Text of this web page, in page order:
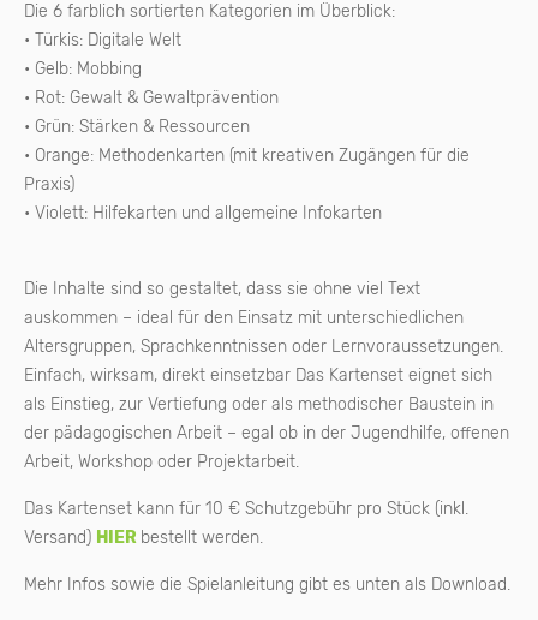
Die 6 farblich sortierten Kategorien im Überblick:
• Türkis: Digitale Welt
• Gelb: Mobbing
• Rot: Gewalt & Gewaltprävention
• Grün: Stärken & Ressourcen
• Orange: Methodenkarten (mit kreativen Zugängen für die
Praxis)
• Violett: Hilfekarten und allgemeine Infokarten
Die Inhalte sind so gestaltet, dass sie ohne viel Text
auskommen – ideal für den Einsatz mit unterschiedlichen
Altersgruppen, Sprachkenntnissen oder Lernvoraussetzungen.
Einfach, wirksam, direkt einsetzbar Das Kartenset eignet sich
als Einstieg, zur Vertiefung oder als methodischer Baustein in
der pädagogischen Arbeit – egal ob in der Jugendhilfe, offenen
Arbeit, Workshop oder Projektarbeit.
Das Kartenset kann für 10 € Schutzgebühr pro Stück (inkl.
Versand) HIER bestellt werden.
Mehr Infos sowie die Spielanleitung gibt es unten als Download.